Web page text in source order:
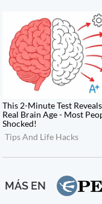
MÁS EN